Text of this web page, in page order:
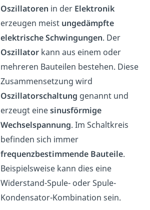
Oszillatoren in derElektronik
erzeugen meist ungedämpfte
elektrische Schwingungen. Der
Oszillatorkann aus einem oder
mehreren Bauteilen bestehen. Diese
Zusammensetzung wird
Oszillatorschaltung genannt und
erzeugt einesinusförmige
Wechselspannung. Im Schaltkreis
befinden sich immer
frequenzbestimmende Bauteile.
Beispielsweise kann dies eine
Widerstand-Spule- oder Spule-
Kondensator-Kombination sein.